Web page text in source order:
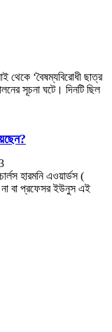
থেকে ‘বৈষম্যবিরোধী ছাত্র
সূচনা ঘটে। দিনটি ছিল
হারমনি এওয়ার্ডস (
বা প্রফেসর ইউনুস এই